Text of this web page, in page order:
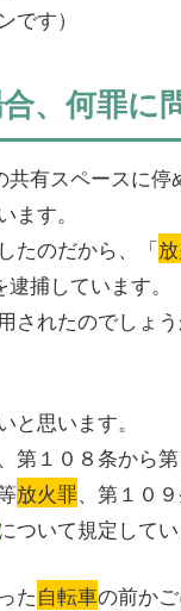
です）
、何罪に
共有スペースに停
す。
たのだから、「
捕しています。
されたのでしょう
と思います。
１０８条から
放火罪、第１０
ついて規定してい
た自転車の前か